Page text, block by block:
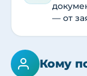
— от
Кому